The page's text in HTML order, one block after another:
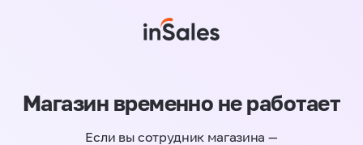
Магазин временно не работает
Если вы сотрудник магазина —